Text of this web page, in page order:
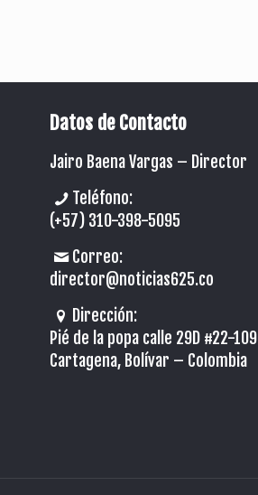
Datos de Contacto
Jairo Baena Vargas – Director
Teléfono:
(+57) 310-398-5095
Correo:
director@noticias625.co
Dirección:
Pié de la popa calle 29D #22-109
Cartagena, Bolívar – Colombia